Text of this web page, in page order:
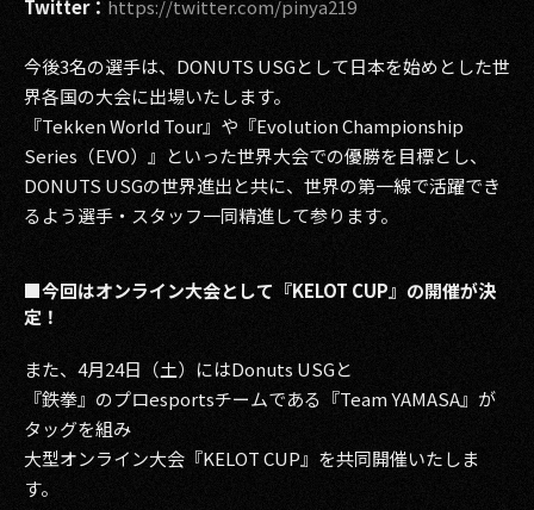
Twitter： https://twitter.com/pinya219
今後3名の選手は、DONUTS USGとして日本を始めとした世
界各国の大会に出場いたします。
『Tekken World Tour』や『Evolution Championship
Series（EVO）』といった世界大会での優勝を目標とし、
DONUTS USGの世界進出と共に、世界の第一線で活躍でき
るよう選手・スタッフ一同精進して参ります。
■今回はオンライン大会として『KELOT CUP』の開催が決
定！
また、4月24日（土）にはDonuts USGと
『鉄拳』のプロesportsチームである『Team YAMASA』が
タッグを組み
大型オンライン大会『KELOT CUP』を共同開催いたしま
す。